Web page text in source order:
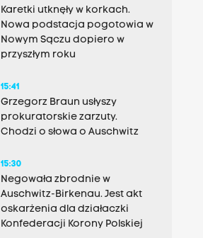
Karetki utknęły w korkach.
Nowa podstacja pogotowia w
Nowym Sączu dopiero w
przyszłym roku
15:41
Grzegorz Braun usłyszy
prokuratorskie zarzuty.
Chodzi o słowa o Auschwitz
15:30
Negowała zbrodnie w
Auschwitz-Birkenau. Jest akt
oskarżenia dla działaczki
Konfederacji Korony Polskiej